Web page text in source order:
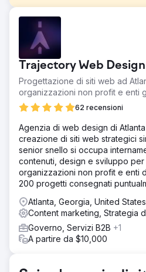
Sfida
Venom Motorsports offre una
elicotteri, ATV e una varietà di
automatici a gas, elettrici e ad
nostro cliente mirava a
del suo sito web di vendita di
regno dell'e-commerce
Soluzione
di parole chiave, ottimizzazione
concorrenza, approccio
implementazione di CTA,
qualità e ottimizzazione dei
visibilità online e il traffico
Le nostre strategie hanno
per il sito web. Si è verificato un
traffico organico e oltre 200
nelle prime 3 posizioni, un
Trajectory Web Design
Progettazione di siti web ad
organizzazioni non profit e enti
62 recensioni
Agenzia di web design di
creazione di siti web strategici
senior snello si occupa
contenuti, design e sviluppo per
organizzazioni non profit e enti
200 progetti consegnati
Atlanta, Georgia, United States
Content marketing, Strategia
Governo, Servizi B2B +1
A partire da $10,000